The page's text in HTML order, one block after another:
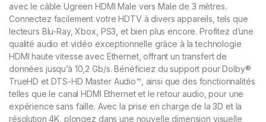
avec le câble Ugreen HDMI Male vers Male de 3 mètres.
Connectez facilement votre HDTV à divers appareils, tels que
lecteurs Blu-Ray, Xbox, PS3, et bien plus encore. Profitez d’une
qualité audio et vidéo exceptionnelle grâce à la technologie
HDMI haute vitesse avec Ethernet, offrant un transfert de
données jusqu’à 10,2 Gb/s. Bénéficiez du support pour Dolby®
TrueHD et DTS-HD Master Audio™, ainsi que des fonctionnalités
telles que le canal HDMI Ethernet et le retour audio, pour une
expérience sans faille. Avec la prise en charge de la 3D et la
résolution 4K, plongez dans une nouvelle dimension visuelle